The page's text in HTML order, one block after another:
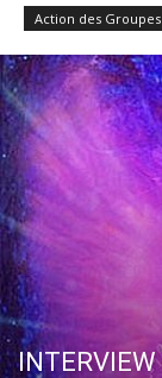
Action des